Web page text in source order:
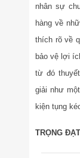
nhân sự
hàng về
thích rõ về
bảo vệ lợi
từ đó
giải như
kiện tụng
TRỌNG